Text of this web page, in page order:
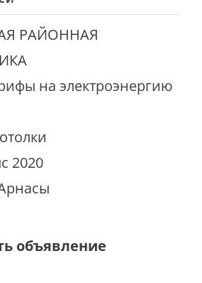
РАЙОННАЯ
на электроэнергию
2020
объявление